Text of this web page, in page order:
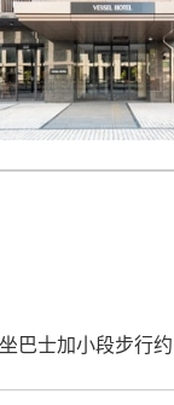
巴士加小段步行约